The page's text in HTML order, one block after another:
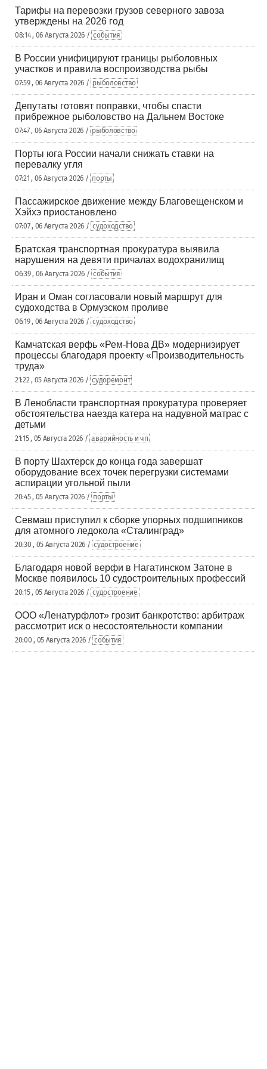
Тарифы на перевозки грузов северного завоза
утверждены на 2026 год
08:14 , 06 Августа 2026 / события
В России унифицируют границы рыболовных
участков и правила воспроизводства рыбы
07:59 , 06 Августа 2026 / рыболовство
Депутаты готовят поправки, чтобы спасти
прибрежное рыболовство на Дальнем Востоке
07:47 , 06 Августа 2026 / рыболовство
Порты юга России начали снижать ставки на
перевалку угля
07:21 , 06 Августа 2026 / порты
Пассажирское движение между Благовещенском и
Хэйхэ приостановлено
07:07 , 06 Августа 2026 / судоходство
Братская транспортная прокуратура выявила
нарушения на девяти причалах водохранилищ
06:39 , 06 Августа 2026 / события
Иран и Оман согласовали новый маршрут для
судоходства в Ормузском проливе
06:19 , 06 Августа 2026 / судоходство
Камчатская верфь «Рем-Нова ДВ» модернизирует
процессы благодаря проекту «Производительность
труда»
21:22 , 05 Августа 2026 / судоремонт
В Ленобласти транспортная прокуратура проверяет
обстоятельства наезда катера на надувной матрас с
детьми
21:15 , 05 Августа 2026 / аварийность и чп
В порту Шахтерск до конца года завершат
оборудование всех точек перегрузки системами
аспирации угольной пыли
20:45 , 05 Августа 2026 / порты
Севмаш приступил к сборке упорных подшипников
для атомного ледокола «Сталинград»
20:30 , 05 Августа 2026 / судостроение
Благодаря новой верфи в Нагатинском Затоне в
Москве появилось 10 судостроительных профессий
20:15 , 05 Августа 2026 / судостроение
ООО «Ленатурфлот» грозит банкротство: арбитраж
рассмотрит иск о несостоятельности компании
20:00 , 05 Августа 2026 / события